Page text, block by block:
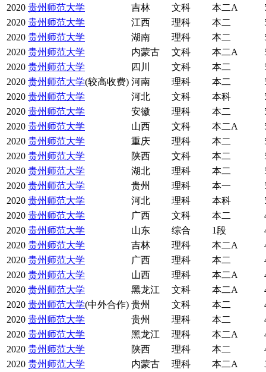
2020 贵州师范大学 吉林 文科 本二A
2020 贵州师范大学 江西 理科 本二
2020 贵州师范大学 湖南 理科 本二
2020 贵州师范大学 内蒙古 文科 本二A
2020 贵州师范大学 四川 文科 本二
2020 贵州师范大学(较高收费) 河南 理科 本二
2020 贵州师范大学 河北 文科 本科
2020 贵州师范大学 安徽 理科 本二
2020 贵州师范大学 山西 文科 本二A
2020 贵州师范大学 重庆 理科 本二
2020 贵州师范大学 陕西 文科 本二
2020 贵州师范大学 湖北 理科 本二
2020 贵州师范大学 贵州 理科 本一
2020 贵州师范大学 河北 理科 本科
2020 贵州师范大学 广西 文科 本二
2020 贵州师范大学 山东 综合 1段
2020 贵州师范大学 吉林 理科 本二A
2020 贵州师范大学 广西 理科 本二
2020 贵州师范大学 山西 理科 本二A
2020 贵州师范大学 黑龙江 文科 本二A
2020 贵州师范大学(中外合作) 贵州 文科 本二
2020 贵州师范大学 贵州 理科 本二
2020 贵州师范大学 黑龙江 理科 本二A
2020 贵州师范大学 陕西 理科 本二
2020 贵州师范大学 内蒙古 理科 本二A